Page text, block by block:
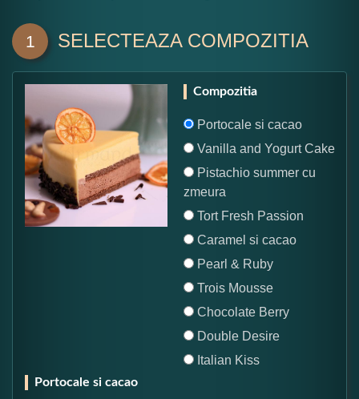
1 SELECTEAZA COMPOZITIA
Compozitia
Portocale si cacao
Vanilla and Yogurt Cake
Pistachio summer cu
zmeura
Tort Fresh Passion
Caramel si cacao
Pearl & Ruby
Trois Mousse
Chocolate Berry
Double Desire
Italian Kiss
Portocale si cacao